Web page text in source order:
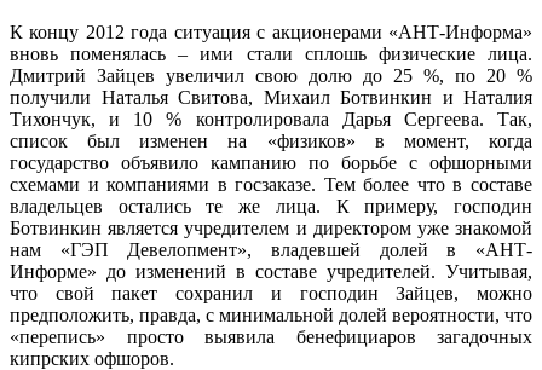
К концу 2012 года ситуация с акционерами «АНТ-Информа»
вновь поменялась – ими стали сплошь физические лица.
Дмитрий Зайцев увеличил свою долю до 25 %, по 20 %
получили Наталья Свитова, Михаил Ботвинкин и Наталия
Тихончук, и 10 % контролировала Дарья Сергеева. Так,
список был изменен на «физиков» в момент, когда
государство объявило кампанию по борьбе с офшорными
схемами и компаниями в госзаказе. Тем более что в составе
владельцев остались те же лица. К примеру, господин
Ботвинкин является учредителем и директором уже знакомой
нам «ГЭП Девелопмент», владевшей долей в «АНТ-
Информе» до изменений в составе учредителей. Учитывая,
что свой пакет сохранил и господин Зайцев, можно
предположить, правда, с минимальной долей вероятности, что
«перепись» просто выявила бенефициаров загадочных
кипрских офшоров.